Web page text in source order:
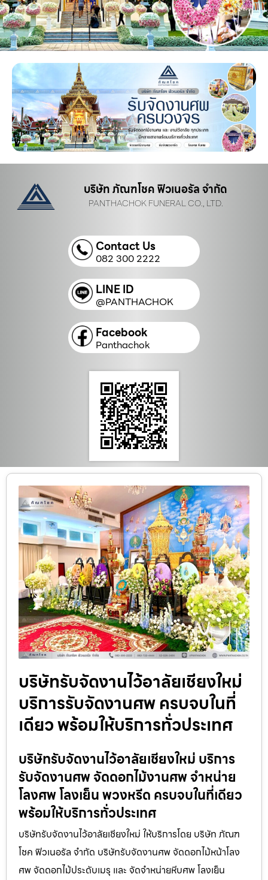
บริษัท ภัณฑโชค ฟิวเนอรัล จำกัด
PANTHACHOK FUNERAL CO., LTD.
Contact Us
082 300 2222
LINE ID
@PANTHACHOK
Facebook
Panthachok
บริษัทรับจัดงานไว้อาลัยเชียงใหม่
บริการรับจัดงานศพ ครบจบในที่
เดียว พร้อมให้บริการทั่วประเทศ
บริษัทรับจัดงานไว้อาลัยเชียงใหม่ บริการ
รับจัดงานศพ จัดดอกไม้งานศพ จำหน่าย
โลงศพ โลงเย็น พวงหรีด ครบจบในที่เดียว
พร้อมให้บริการทั่วประเทศ
บริษัทรับจัดงานไว้อาลัยเชียงใหม่ ให้บริการโดย บริษัท ภัณฑ
โชค ฟิวเนอรัล จำกัด บริษัทรับจัดงานศพ จัดดอกไม้หน้าโลง
ศพ จัดดอกไม้ประดับเมรุ และ จัดจำหน่ายหีบศพ โลงเย็น